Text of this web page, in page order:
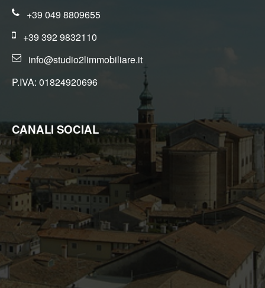
del D.Lgs. n. 56/2004 ed adottato con D.M. n. 143/2006;
Il trattamento sarà effettuato mediante elaborazione ed
elettronici, strettamente necessari per fornirLe il servizio
nostra struttura, il trattamento può comportare le operazioni
(raccolta, registrazione, organizzazione, conservazione,
elaborazione, modificazione, selezione, estrazione, confronto,
utilizzo, interconnessione, blocco, distruzione dei dati,
Nell'ambito del trattamento i dati vengono a conoscenza dei
dipendenti dell'Agenzia e/o dei collaboratori: esterni incaricati
dalla nostra Agenzia di espletare, nel rispetto della normativa
sulla privacy, accertamenti presso i pubblici registri
(Conservatoria dei Registri Immobiliari, Catasto, ecc.) ;
I dati potranno essere comunicati a soggetti iscritti all'albo dei
commercialisti e dei revisori contabili ed a consulenti del lavoro,
nonché ad istituti bancari e finanziari o altri soggetti dei quali
l'Agenzia si serve ed ai quali il trasferimento dei dati risulti
necessario per l'adempimento degli obblighi amministrativi,
contabili e gestionali legati all'ordinario svolgimento della nostra
attività economica e per lo svolgimento dell'attività della nostra
Agenzia in relazione all'assolvimento, da parte nostra, delle
obbligazioni contrattuali assunte nei Suoi confronti;
I dati potranno essere comunicati, ove necessario, a Agenzie
di recupero crediti e soggetti iscritti nell'albo degli avvocati o a
enti pubblici per informazioni richieste dagli stessi o da soggetti
all'uopo incaricati da questi ultimi per l'ottenimento di
finanziamenti pubblici;
+39 049 8809655
+39 392 9832110
info@studio2limmobiliare.it
P.IVA: 01824920696
CANALI SOCIAL